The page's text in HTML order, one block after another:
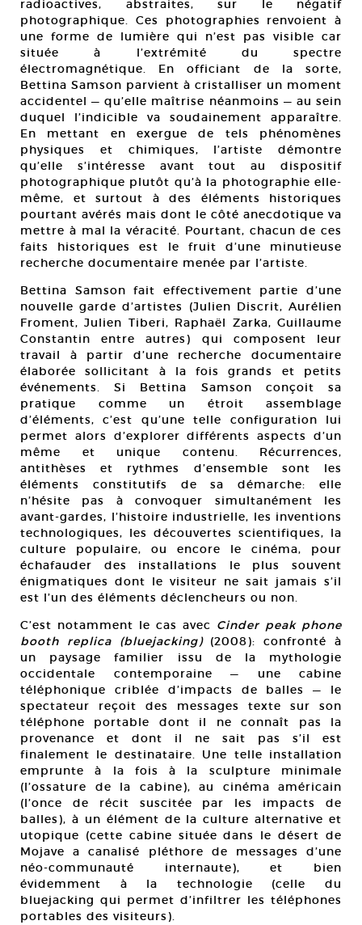
radioactives, abstraites, sur le négatif
photographique. Ces photographies renvoient à
une forme de lumière qui n’est pas visible car
située à l’extrémité du spectre
électromagnétique. En officiant de la sorte,
Bettina Samson parvient à cristalliser un moment
accidentel — qu’elle maîtrise néanmoins — au sein
duquel l’indicible va soudainement apparaître.
En mettant en exergue de tels phénomènes
physiques et chimiques, l’artiste démontre
qu’elle s’intéresse avant tout au dispositif
photographique plutôt qu’à la photographie elle-
même, et surtout à des éléments historiques
pourtant avérés mais dont le côté anecdotique va
mettre à mal la véracité. Pourtant, chacun de ces
faits historiques est le fruit d’une minutieuse
recherche documentaire menée par l’artiste.
Bettina Samson fait effectivement partie d’une
nouvelle garde d’artistes (Julien Discrit, Aurélien
Froment, Julien Tiberi, Raphaël Zarka, Guillaume
Constantin entre autres) qui composent leur
travail à partir d’une recherche documentaire
élaborée sollicitant à la fois grands et petits
événements. Si Bettina Samson conçoit sa
pratique comme un étroit assemblage
d’éléments, c’est qu’une telle configuration lui
permet alors d’explorer différents aspects d’un
même et unique contenu. Récurrences,
antithèses et rythmes d’ensemble sont les
éléments constitutifs de sa démarche: elle
n’hésite pas à convoquer simultanément les
avant-gardes, l’histoire industrielle, les inventions
technologiques, les découvertes scientifiques, la
culture populaire, ou encore le cinéma, pour
échafauder des installations le plus souvent
énigmatiques dont le visiteur ne sait jamais s’il
est l’un des éléments déclencheurs ou non.
C’est notamment le cas avec Cinder peak phone
booth replica (bluejacking)(2008): confronté à
un paysage familier issu de la mythologie
occidentale contemporaine — une cabine
téléphonique criblée d’impacts de balles — le
spectateur reçoit des messages texte sur son
téléphone portable dont il ne connaît pas la
provenance et dont il ne sait pas s’il est
finalement le destinataire. Une telle installation
emprunte à la fois à la sculpture minimale
(l’ossature de la cabine), au cinéma américain
(l’once de récit suscitée par les impacts de
balles), à un élément de la culture alternative et
utopique (cette cabine située dans le désert de
Mojave a canalisé pléthore de messages d’une
néo-communauté internaute), et bien
évidemment à la technologie (celle du
bluejacking qui permet d’infiltrer les téléphones
portables des visiteurs).